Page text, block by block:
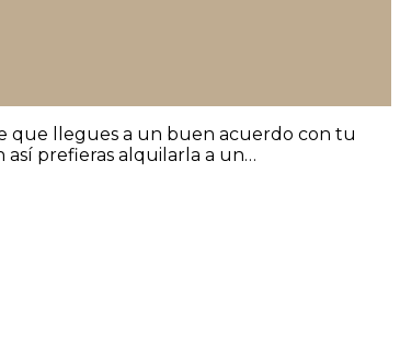
que llegues a un buen acuerdo con tu
prefieras alquilarla a un…